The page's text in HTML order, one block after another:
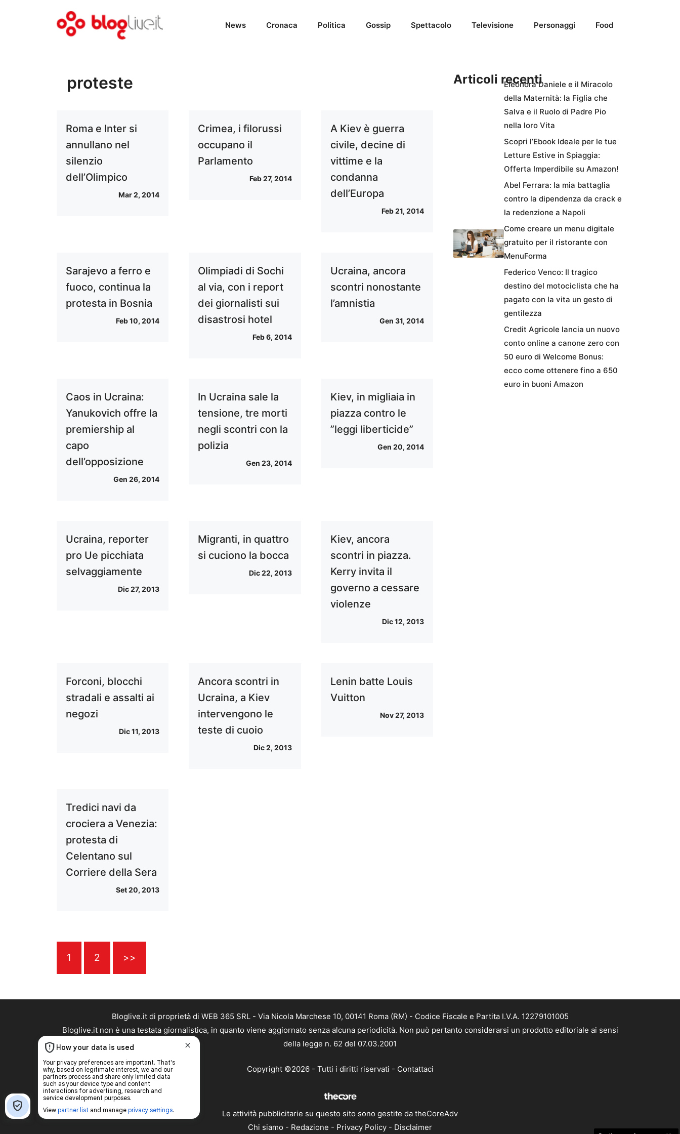
News Cronaca Politica Gossip Spettacolo Televisione Personaggi Food
proteste
Roma e Inter si
annullano nel
silenzio
dell’Olimpico
Mar 2, 2014
Crimea, i filorussi
occupano il
Parlamento
Feb 27, 2014
A Kiev è guerra
civile, decine di
vittime e la
condanna
dell’Europa
Feb 21, 2014
Sarajevo a ferro e
fuoco, continua la
protesta in Bosnia
Feb 10, 2014
Olimpiadi di Sochi
al via, con i report
dei giornalisti sui
disastrosi hotel
Feb 6, 2014
Ucraina, ancora
scontri nonostante
l’amnistia
Gen 31, 2014
Caos in Ucraina:
Yanukovich offre la
premiership al
capo
dell’opposizione
Gen 26, 2014
In Ucraina sale la
tensione, tre morti
negli scontri con la
polizia
Gen 23, 2014
Kiev, in migliaia in
piazza contro le
”leggi liberticide”
Gen 20, 2014
Ucraina, reporter
pro Ue picchiata
selvaggiamente
Dic 27, 2013
Migranti, in quattro
si cuciono la bocca
Dic 22, 2013
Kiev, ancora
scontri in piazza.
Kerry invita il
governo a cessare
violenze
Dic 12, 2013
Forconi, blocchi
stradali e assalti ai
negozi
Dic 11, 2013
Ancora scontri in
Ucraina, a Kiev
intervengono le
teste di cuoio
Dic 2, 2013
Lenin batte Louis
Vuitton
Nov 27, 2013
Tredici navi da
crociera a Venezia:
protesta di
Celentano sul
Corriere della Sera
Set 20, 2013
1 2 >>
Articoli recentiEleonora Daniele e il Miracolo
della Maternità: la Figlia che
Salva e il Ruolo di Padre Pio
nella loro Vita
Scopri l’Ebook Ideale per le tue
Letture Estive in Spiaggia:
Offerta Imperdibile su Amazon!
Abel Ferrara: la mia battaglia
contro la dipendenza da crack e
la redenzione a Napoli
Come creare un menu digitale
gratuito per il ristorante con
MenuForma
Federico Venco: Il tragico
destino del motociclista che ha
pagato con la vita un gesto di
gentilezza
Credit Agricole lancia un nuovo
conto online a canone zero con
50 euro di Welcome Bonus:
ecco come ottenere fino a 650
euro in buoni Amazon
Bloglive.it di proprietà di WEB 365 SRL - Via Nicola Marchese 10, 00141 Roma (RM) - Codice Fiscale e Partita I.V.A. 12279101005
Bloglive.it non è una testata giornalistica, in quanto viene aggiornato senza alcuna periodicità. Non può pertanto considerarsi un prodotto editoriale ai sensi
della legge n. 62 del 07.03.2001
Copyright ©2026 - Tutti i diritti riservati - Contattaci
Le attività pubblicitarie su questo sito sono gestite da theCoreAdv
Chi siamo - Redazione - Privacy Policy - Disclaimer